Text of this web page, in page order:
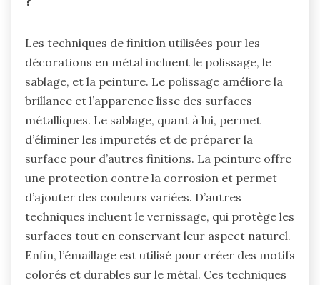
Les techniques de finition utilisées pour les
décorations en métal incluent le polissage, le
sablage, et la peinture. Le polissage améliore la
brillance et l’apparence lisse des surfaces
métalliques. Le sablage, quant à lui, permet
d’éliminer les impuretés et de préparer la
surface pour d’autres finitions. La peinture offre
une protection contre la corrosion et permet
d’ajouter des couleurs variées. D’autres
techniques incluent le vernissage, qui protège les
surfaces tout en conservant leur aspect naturel.
Enfin, l’émaillage est utilisé pour créer des motifs
colorés et durables sur le métal. Ces techniques